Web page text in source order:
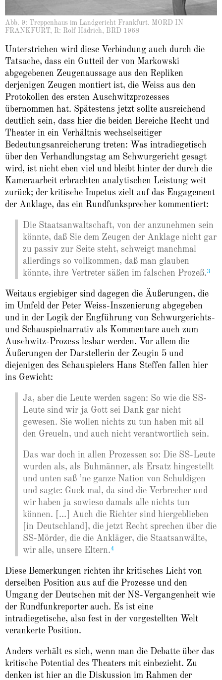
Abb. 9: Treppenhaus im Landgericht Frankfurt. MORD IN
FRANKFURT, R: Rolf Hädrich, BRD 1968
Unterstrichen wird diese Verbindung auch durch die
Tatsache, dass ein Gutteil der von Markowski
abgegebenen Zeugenaussage aus den Repliken
derjenigen Zeugen montiert ist, die Weiss aus den
Protokollen des ersten Auschwitzprozesses
übernommen hat. Spätestens jetzt sollte ausreichend
deutlich sein, dass hier die beiden Bereiche Recht und
Theater in ein Verhältnis wechselseitiger
Bedeutungsanreicherung treten: Was intradiegetisch
über den Verhandlungstag am Schwurgericht gesagt
wird, ist nicht eben viel und bleibt hinter der durch die
Kameraarbeit erbrachten analytischen Leistung weit
zurück; der kritische Impetus zielt auf das Engagement
der Anklage, das ein Rundfunksprecher kommentiert:
Die Staatsanwaltschaft, von der anzunehmen sein
könnte, daß Sie dem Zeugen der Anklage nicht gar
zu passiv zur Seite steht, schweigt manchmal
allerdings so vollkommen, daß man glauben
könnte, ihre Vertreter säßen im falschen Prozeß.3
Weitaus ergiebiger sind dagegen die Äußerungen, die
im Umfeld der Peter Weiss-Inszenierung abgegeben
und in der Logik der Engführung von Schwurgerichts-
und Schauspielnarrativ als Kommentare auch zum
Auschwitz-Prozess lesbar werden. Vor allem die
Äußerungen der Darstellerin der Zeugin 5 und
diejenigen des Schauspielers Hans Steffen fallen hier
ins Gewicht:
Ja, aber die Leute werden sagen: So wie die SS-
Leute sind wir ja Gott sei Dank gar nicht
gewesen. Sie wollen nichts zu tun haben mit all
den Greueln, und auch nicht verantwortlich sein.
Das war doch in allen Prozessen so: Die SS-Leute
wurden als, als Buhmänner, als Ersatz hingestellt
und unten saß ’ne ganze Nation von Schuldigen
und sagte: Guck mal, da sind die Verbrecher und
wir haben ja sowieso damals alle nichts tun
können. […] Auch die Richter sind hiergeblieben
[in Deutschland], die jetzt Recht sprechen über die
SS-Mörder, die die Ankläger, die Staatsanwälte,
wir alle, unsere Eltern.4
Diese Bemerkungen richten ihr kritisches Licht von
derselben Position aus auf die Prozesse und den
Umgang der Deutschen mit der NS-Vergangenheit wie
der Rundfunkreporter auch. Es ist eine
intradiegetische, also fest in der vorgestellten Welt
verankerte Position.
Anders verhält es sich, wenn man die Debatte über das
kritische Potential des Theaters mit einbezieht. Zu
denken ist hier an die Diskussion im Rahmen der